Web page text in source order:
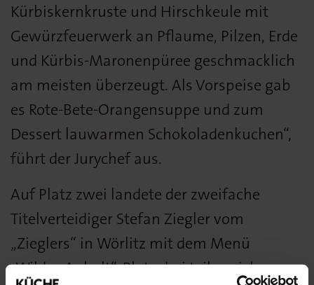
Kürbiskernkruste und Hirschkeule mit
Gewürzfeuerwerk an Pflaume, Pilzen, Erde
und Kürbis-Maronenpüree geschmacklich
am meisten überzeugt. Als Vorspeise gab
es Rote-Bete-Orangensuppe und zum
Dessert lauwarmen Schokoladenkuchen“,
führt der Jurychef aus.
Auf Platz zwei landete der zweifache
Titelverteidiger Stefan Ziegler vom
„Zieglers“ in Wörlitz mit dem Menü
„Wildes Anhalt“. Platz drei teilen sich